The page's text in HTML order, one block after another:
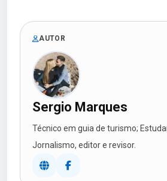
AUTOR
Sergio Marques
Técnico em guia de turismo;
Jornalismo, editor e revisor.